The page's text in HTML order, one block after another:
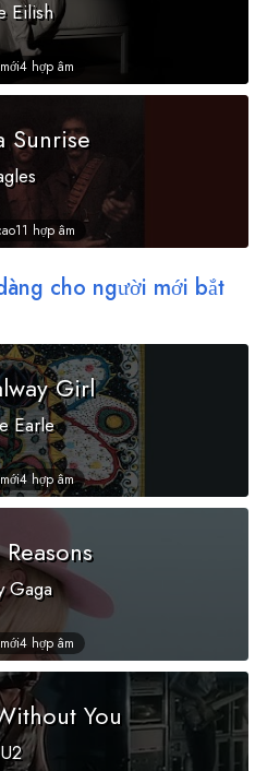
Eilish
4 hợp âm
Sunrise
11 hợp âm
cho người mới bắt
Girl
Earle
4 hợp âm
Gaga
4 hợp âm
You
U2